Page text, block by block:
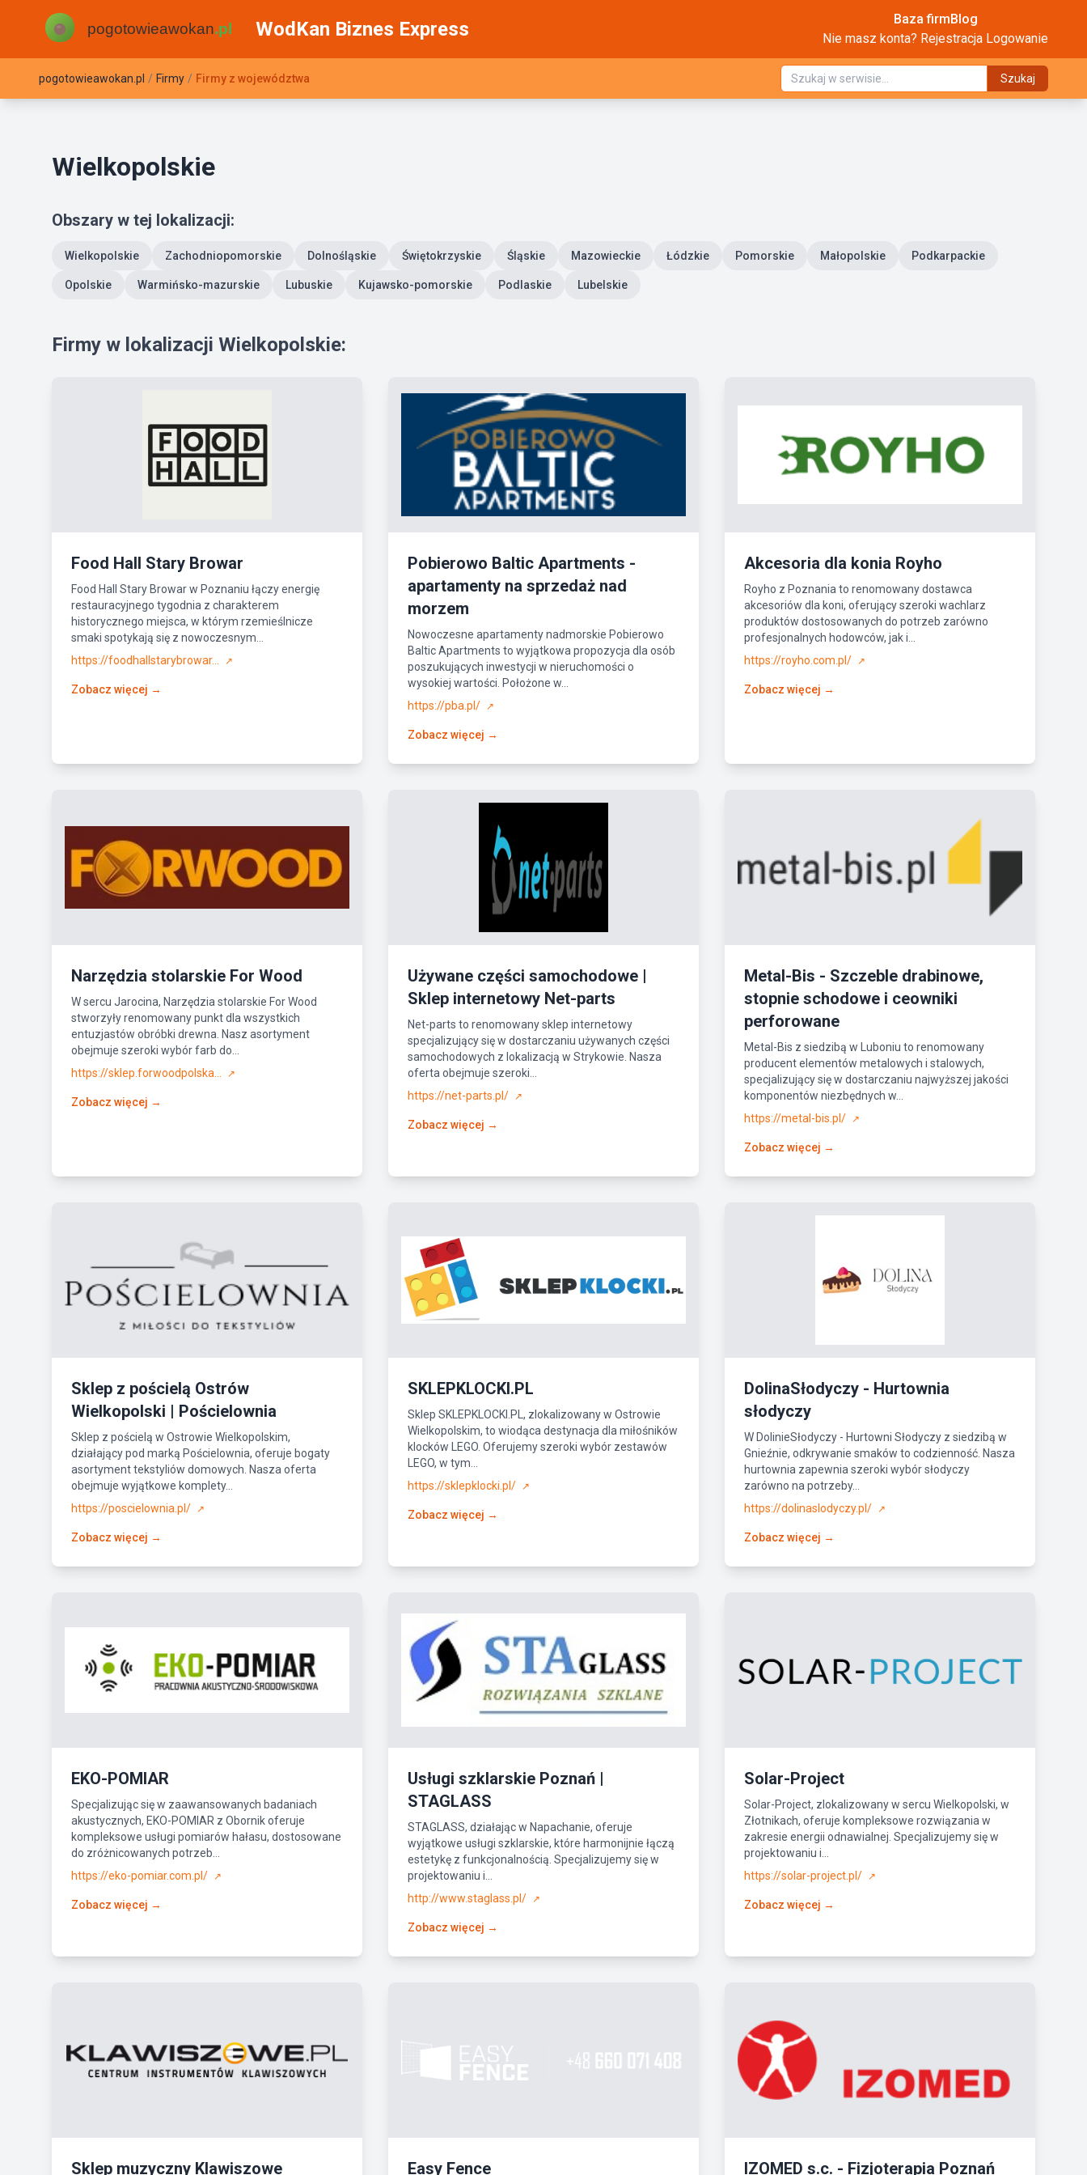
WodKan Biznes Express Baza firmBlog
Nie masz konta? Rejestracja Logowanie
pogotowieawokan.pl / Firmy / Firmy z województwa Szukaj
Wielkopolskie
Obszary w tej lokalizacji:
Wielkopolskie Zachodniopomorskie Dolnośląskie Świętokrzyskie Śląskie Mazowieckie Łódzkie Pomorskie Małopolskie Podkarpackie
Opolskie Warmińsko-mazurskie Lubuskie Kujawsko-pomorskie Podlaskie Lubelskie
Firmy w lokalizacji Wielkopolskie:
Food Hall Stary Browar
Food Hall Stary Browar w Poznaniu łączy energię
restauracyjnego tygodnia z charakterem
historycznego miejsca, w którym rzemieślnicze
smaki spotykają się z nowoczesnym...
https://foodhallstarybrowar...
↗
Zobacz więcej →
Pobierowo Baltic Apartments -
apartamenty na sprzedaż nad
morzem
Nowoczesne apartamenty nadmorskie Pobierowo
Baltic Apartments to wyjątkowa propozycja dla osób
poszukujących inwestycji w nieruchomości o
wysokiej wartości. Położone w...
https://pba.pl/
↗
Zobacz więcej →
Akcesoria dla konia Royho
Royho z Poznania to renomowany dostawca
akcesoriów dla koni, oferujący szeroki wachlarz
produktów dostosowanych do potrzeb zarówno
profesjonalnych hodowców, jak i...
https://royho.com.pl/
↗
Zobacz więcej →
Narzędzia stolarskie For Wood
W sercu Jarocina, Narzędzia stolarskie For Wood
stworzyły renomowany punkt dla wszystkich
entuzjastów obróbki drewna. Nasz asortyment
obejmuje szeroki wybór farb do...
https://sklep.forwoodpolska...
↗
Zobacz więcej →
Używane części samochodowe |
Sklep internetowy Net-parts
Net-parts to renomowany sklep internetowy
specjalizujący się w dostarczaniu używanych części
samochodowych z lokalizacją w Strykowie. Nasza
oferta obejmuje szeroki...
https://net-parts.pl/
↗
Zobacz więcej →
Metal-Bis - Szczeble drabinowe,
stopnie schodowe i ceowniki
perforowane
Metal-Bis z siedzibą w Luboniu to renomowany
producent elementów metalowych i stalowych,
specjalizujący się w dostarczaniu najwyższej jakości
komponentów niezbędnych w...
https://metal-bis.pl/
↗
Zobacz więcej →
Sklep z pościelą Ostrów
Wielkopolski | Pościelownia
Sklep z pościelą w Ostrowie Wielkopolskim,
działający pod marką Pościelownia, oferuje bogaty
asortyment tekstyliów domowych. Nasza oferta
obejmuje wyjątkowe komplety...
https://poscielownia.pl/
↗
Zobacz więcej →
SKLEPKLOCKI.PL
Sklep SKLEPKLOCKI.PL, zlokalizowany w Ostrowie
Wielkopolskim, to wiodąca destynacja dla miłośników
klocków LEGO. Oferujemy szeroki wybór zestawów
LEGO, w tym...
https://sklepklocki.pl/
↗
Zobacz więcej →
DolinaSłodyczy - Hurtownia
słodyczy
W DolinieSłodyczy - Hurtowni Słodyczy z siedzibą w
Gnieźnie, odkrywanie smaków to codzienność. Nasza
hurtownia zapewnia szeroki wybór słodyczy
zarówno na potrzeby...
https://dolinaslodyczy.pl/
↗
Zobacz więcej →
EKO-POMIAR
Specjalizując się w zaawansowanych badaniach
akustycznych, EKO-POMIAR z Obornik oferuje
kompleksowe usługi pomiarów hałasu, dostosowane
do zróżnicowanych potrzeb...
https://eko-pomiar.com.pl/
↗
Zobacz więcej →
Usługi szklarskie Poznań |
STAGLASS
STAGLASS, działając w Napachanie, oferuje
wyjątkowe usługi szklarskie, które harmonijnie łączą
estetykę z funkcjonalnością. Specjalizujemy się w
projektowaniu i...
http://www.staglass.pl/
↗
Zobacz więcej →
Solar-Project
Solar-Project, zlokalizowany w sercu Wielkopolski, w
Złotnikach, oferuje kompleksowe rozwiązania w
zakresie energii odnawialnej. Specjalizujemy się w
projektowaniu i...
https://solar-project.pl/
↗
Zobacz więcej →
Sklep muzyczny Klawiszowe Easy Fence IZOMED s.c. - Fizjoterapia Poznań